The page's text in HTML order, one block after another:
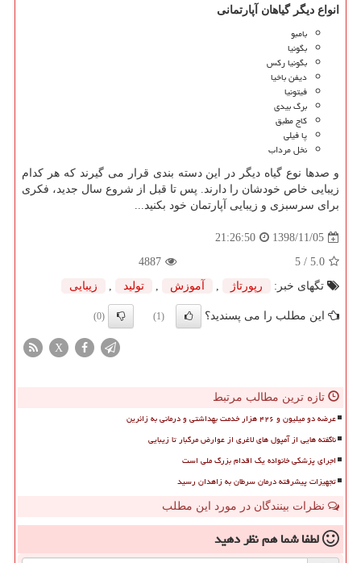
انواع دیگر گیاهان آپارتمانی
بامبو
بگونیا
بگونیا رکس
دیفن باخیا
فیتونیا
برگ بیدی
کاج مطبق
پا فیلی
نخل مرداب
و صدها نوع گیاه دیگر در این دسته بندی قرار می گیرند که هر کدام
زیبایی خاص خودشان را دارند. پس تا قبل از شروع سال جدید، فکری
برای سرسبزی و زیبایی آپارتمان خود بکنید...
1398/11/05
21:26:50
5.0
/ 5
4887
تگهای خبر:
رپورتاژ , آموزش , تولید , زیبایی
این مطلب را می پسندید؟ (1)
(0)
X
تازه ترین مطالب مرتبط
عرضه دو میلیون و ۴۲۶ هزار خدمت بهداشتی و درمانی به زائرین
ناگفته هایی از آمپول های لاغری از عوارض مرگبار تا زیبایی
اجرای پزشکی خانواده یک اقدام بزرگ ملی است
تجهیزات پیشرفته درمان سرطان به زاهدان رسید
نظرات بینندگان در مورد این مطلب
لطفا شما همنظر دهید